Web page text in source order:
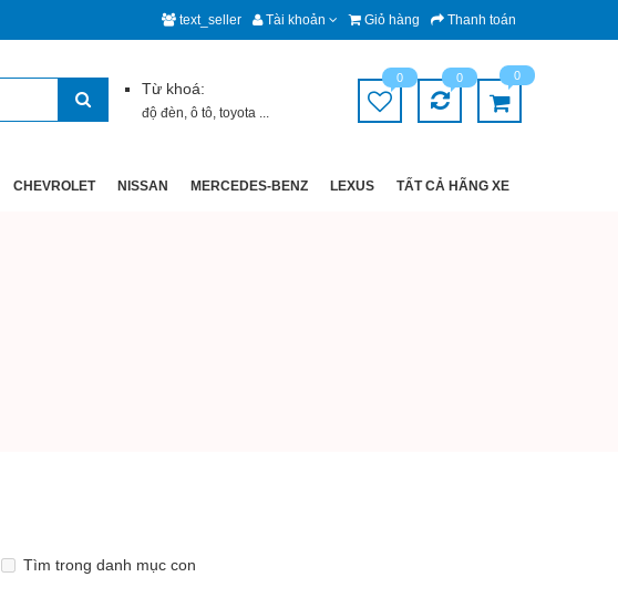
text_seller Tài khoản Giỏ hàng Thanh toán
Từ khoá:
độ đèn, ô tô, toyota ...
0 0 0
CHEVROLET NISSAN MERCEDES-BENZ LEXUS TẤT CẢ HÃNG XE
Tìm trong danh mục con